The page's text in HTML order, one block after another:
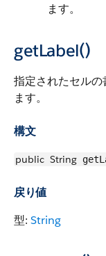
ます。
getLabel()
指定されたセル
ます。
構文
public String
戻り値
型: String